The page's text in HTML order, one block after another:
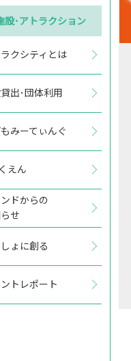
設･アトラクション
クシティとは
出･団体利用
みーてぃんぐ
えん
ドからの
せ
ょに創る
トレポート